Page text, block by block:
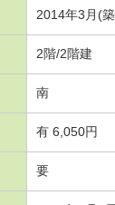
2014年3月(
2階/2階建
南
有 6,050円
要